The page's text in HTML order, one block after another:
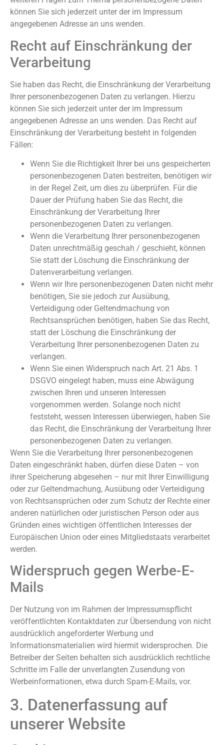
können Sie sich jederzeit unter der im Impressum
angegebenen Adresse an uns wenden.
Recht auf Einschränkung der
Verarbeitung
Sie haben das Recht, die Einschränkung der Verarbeitung
Ihrer personenbezogenen Daten zu verlangen. Hierzu
können Sie sich jederzeit unter der im Impressum
angegebenen Adresse an uns wenden. Das Recht auf
Einschränkung der Verarbeitung besteht in folgenden
Fällen:
Wenn Sie die Richtigkeit Ihrer bei uns gespeicherten
personenbezogenen Daten bestreiten, benötigen wir
in der Regel Zeit, um dies zu überprüfen. Für die
Dauer der Prüfung haben Sie das Recht, die
Einschränkung der Verarbeitung Ihrer
personenbezogenen Daten zu verlangen.
Wenn die Verarbeitung Ihrer personenbezogenen
Daten unrechtmäßig geschah / geschieht, können
Sie statt der Löschung die Einschränkung der
Datenverarbeitung verlangen.
Wenn wir Ihre personenbezogenen Daten nicht mehr
benötigen, Sie sie jedoch zur Ausübung,
Verteidigung oder Geltendmachung von
Rechtsansprüchen benötigen, haben Sie das Recht,
statt der Löschung die Einschränkung der
Verarbeitung Ihrer personenbezogenen Daten zu
verlangen.
Wenn Sie einen Widerspruch nach Art. 21 Abs. 1
DSGVO eingelegt haben, muss eine Abwägung
zwischen Ihren und unseren Interessen
vorgenommen werden. Solange noch nicht
feststeht, wessen Interessen überwiegen, haben Sie
das Recht, die Einschränkung der Verarbeitung Ihrer
personenbezogenen Daten zu verlangen.
Wenn Sie die Verarbeitung Ihrer personenbezogenen
Daten eingeschränkt haben, dürfen diese Daten – von
ihrer Speicherung abgesehen – nur mit Ihrer Einwilligung
oder zur Geltendmachung, Ausübung oder Verteidigung
von Rechtsansprüchen oder zum Schutz der Rechte einer
anderen natürlichen oder juristischen Person oder aus
Gründen eines wichtigen öffentlichen Interesses der
Europäischen Union oder eines Mitgliedstaats verarbeitet
werden.
Widerspruch gegen Werbe-E-
Mails
Der Nutzung von im Rahmen der Impressumspflicht
veröffentlichten Kontaktdaten zur Übersendung von nicht
ausdrücklich angeforderter Werbung und
Informationsmaterialien wird hiermit widersprochen. Die
Betreiber der Seiten behalten sich ausdrücklich rechtliche
Schritte im Falle der unverlangten Zusendung von
Werbeinformationen, etwa durch Spam-E-Mails, vor.
3. Datenerfassung auf
unserer Website